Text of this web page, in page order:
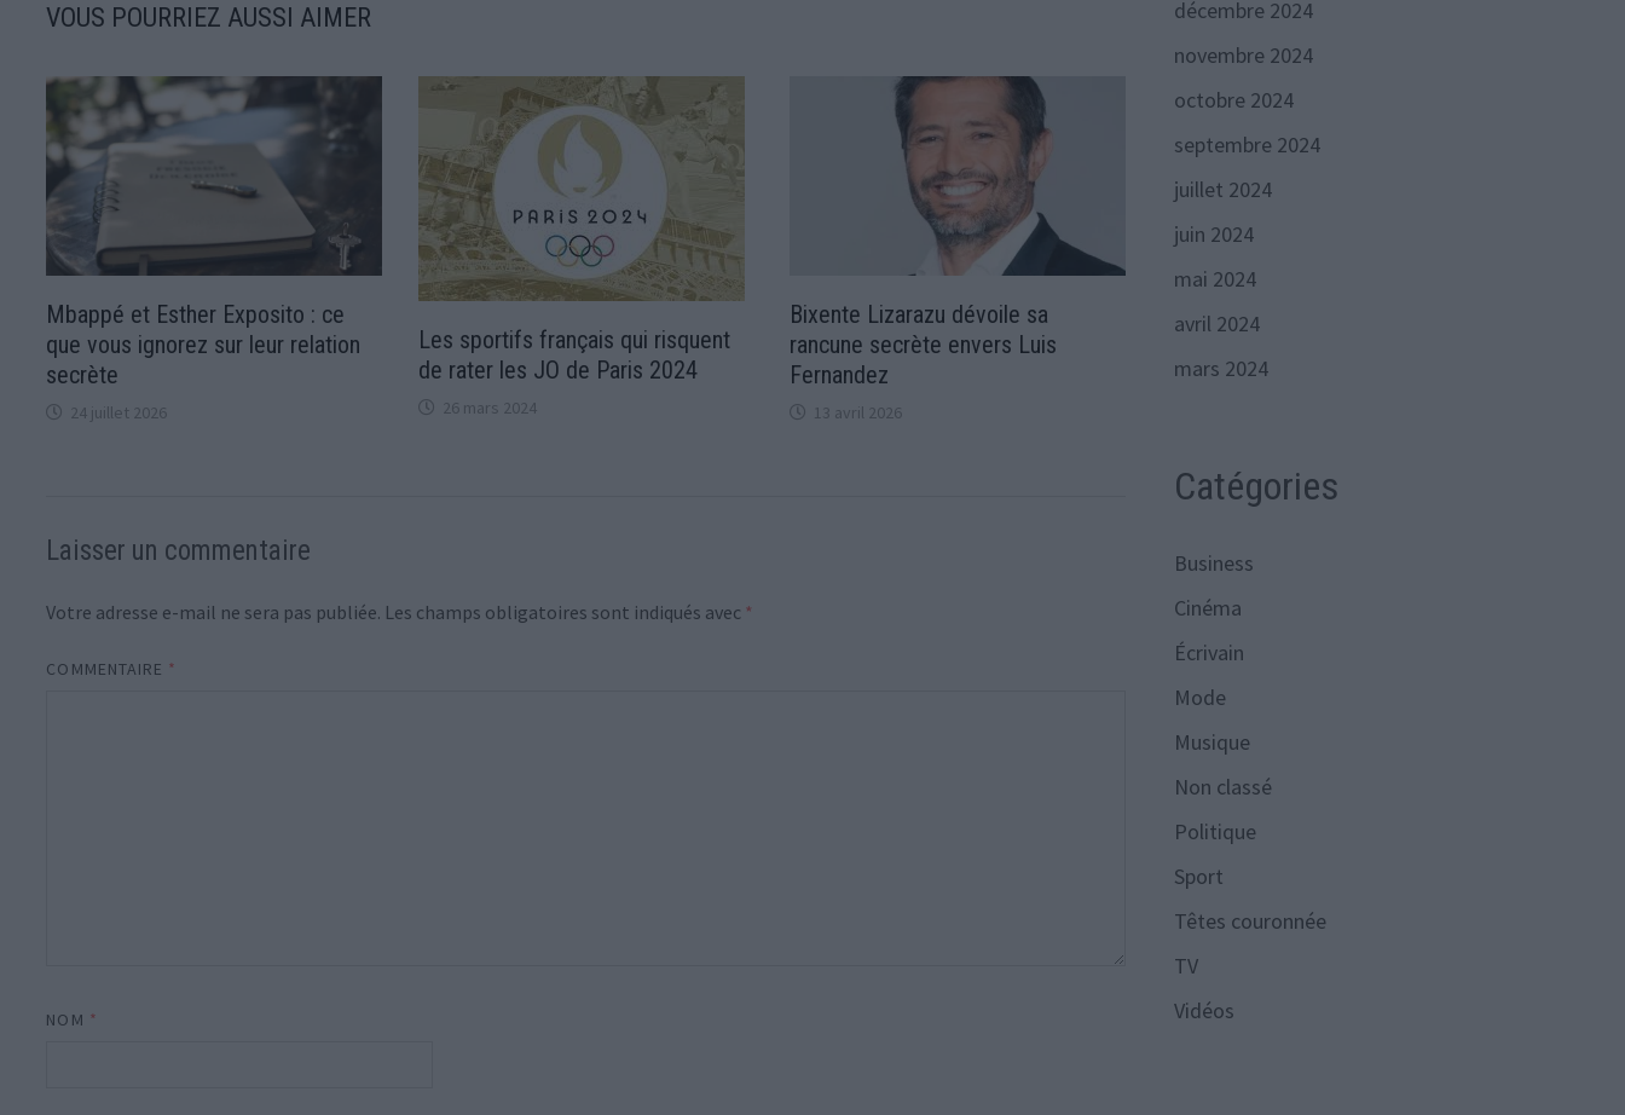
VOUS POURRIEZ AUSSI AIMER
Mbappé et Esther Exposito : ce
que vous ignorez sur leur relation
secrète
24 juillet 2026
Les sportifs français qui risquent
de rater les JO de Paris 2024
26 mars 2024
Bixente Lizarazu dévoile sa
rancune secrète envers Luis
Fernandez
13 avril 2026
Laisser un commentaire
Votre adresse e-mail ne sera pas publiée. Les champs obligatoires sont indiqués avec *
COMMENTAIRE *
NOM *
décembre 2024
novembre 2024
octobre 2024
septembre 2024
juillet 2024
juin 2024
mai 2024
avril 2024
mars 2024
Catégories
Business
Cinéma
Écrivain
Mode
Musique
Non classé
Politique
Sport
Têtes couronnée
TV
Vidéos